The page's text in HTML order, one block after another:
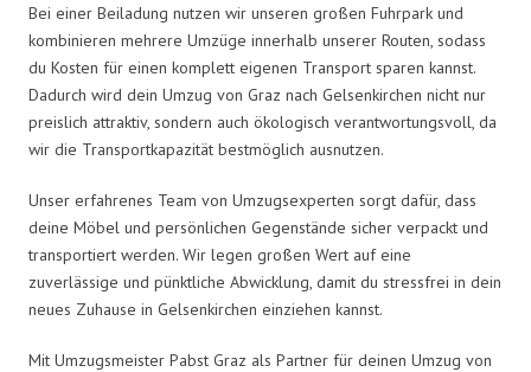
Bei einer Beiladung nutzen wir unseren großen Fuhrpark und
kombinieren mehrere Umzüge innerhalb unserer Routen, sodass
du Kosten für einen komplett eigenen Transport sparen kannst.
Dadurch wird dein Umzug von Graz nach Gelsenkirchen nicht nur
preislich attraktiv, sondern auch ökologisch verantwortungsvoll, da
wir die Transportkapazität bestmöglich ausnutzen.
Unser erfahrenes Team von Umzugsexperten sorgt dafür, dass
deine Möbel und persönlichen Gegenstände sicher verpackt und
transportiert werden. Wir legen großen Wert auf eine
zuverlässige und pünktliche Abwicklung, damit du stressfrei in dein
neues Zuhause in Gelsenkirchen einziehen kannst.
Mit Umzugsmeister Pabst Graz als Partner für deinen Umzug von